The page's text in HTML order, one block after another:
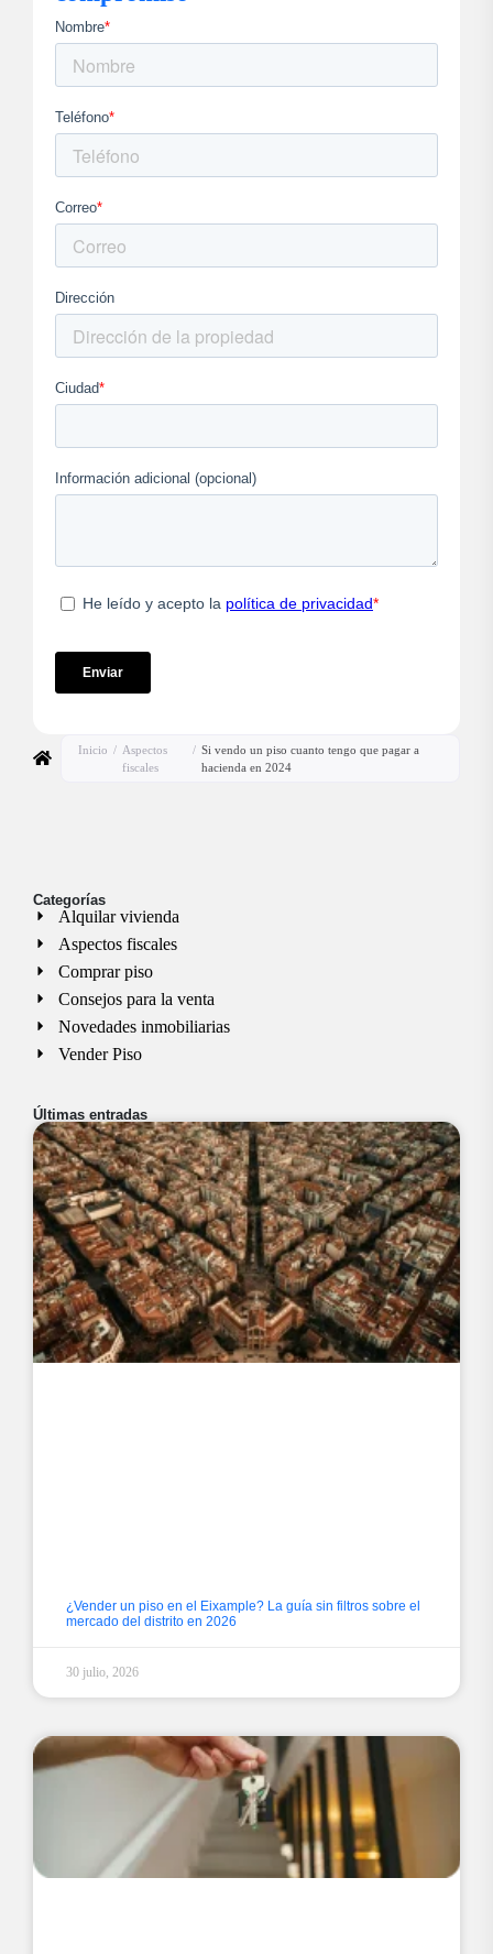
Inicio / Aspectos
fiscales
/ Si vendo un piso cuanto tengo que pagar a
hacienda en 2024
Categorías
Alquilar vivienda
Aspectos fiscales
Comprar piso
Consejos para la venta
Novedades inmobiliarias
Vender Piso
Últimas entradas
¿Vender un piso en el Eixample? La guía sin filtros sobre el
mercado del distrito en 2026
30 julio, 2026